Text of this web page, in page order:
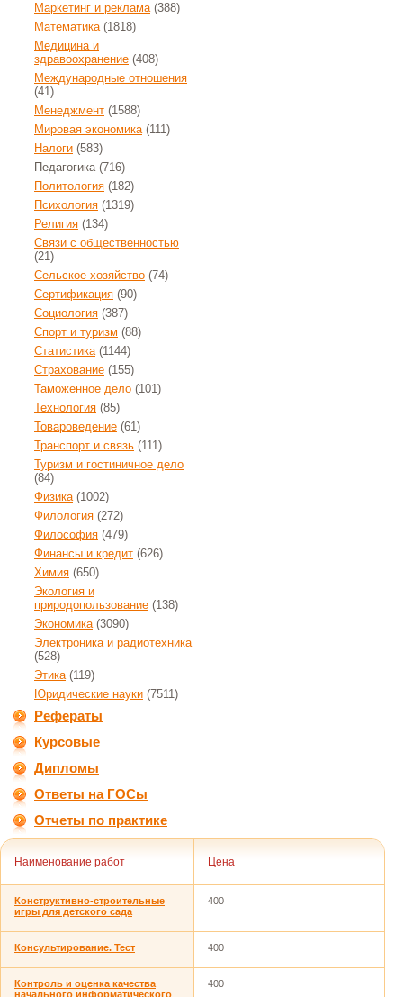
Маркетинг и реклама(388)
Математика(1818)
Медицина и
здравоохранение (408)
Международные отношения
(41)
Менеджмент (1588)
Мировая экономика(111)
Налоги (583)
Педагогика(716)
Политология (182)
Психология (1319)
Религия (134)
Связи с общественностью
(21)
Сельское хозяйство (74)
Сертификация (90)
Социология (387)
Спорт и туризм (88)
Статистика(1144)
Страхование (155)
Таможенное дело (101)
Технология (85)
Товароведение (61)
Транспорт и связь (111)
Туризм и гостиничное дело
(84)
Физика(1002)
Филология (272)
Философия (479)
Финансы и кредит (626)
Химия (650)
Экология и
природопользование (138)
Экономика(3090)
Электроника и радиотехника
(528)
Этика(119)
Юридические науки (7511)
Рефераты
Курсовые
Дипломы
Ответы на ГОСы
Отчеты по практике
Наименование работ Цена
Конструктивно-строительные
игры для детского сада
400
Консультирование. Тест 400
Контроль и оценка качества
начального информатического
400